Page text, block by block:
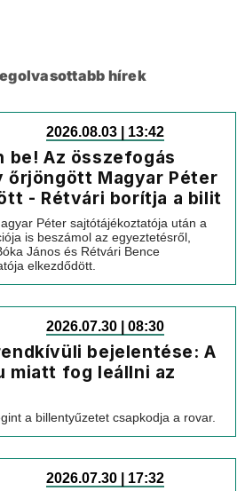
hírek
2026.08.03 | 13:42
be! Az összefogás
őrjöngött Magyar Péter
- Rétvári borítja a bilit
Péter sajtótájékoztatója után a
is beszámol az egyeztetésről,
János és Rétvári Bence
elkezdődött.
2026.07.30 | 08:30
bejelentése: A
miatt fog leállni az
a billentyűzetet csapkodja a rovar.
2026.07.30 | 17:32